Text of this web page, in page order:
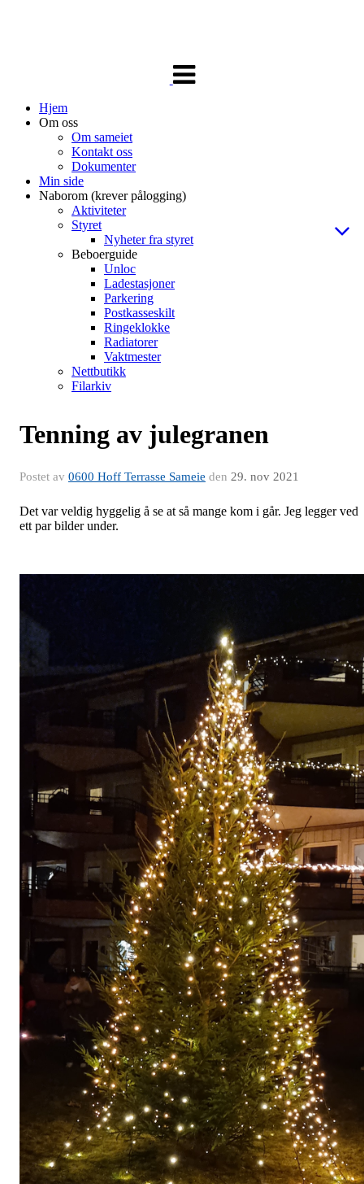
navigasjon
Hjem
Om oss
Om sameiet
Kontakt oss
Dokumenter
Min side
Naborom (krever pålogging)
Aktiviteter
Styret
Nyheter fra styret
Beboerguide
Unloc
Ladestasjoner
Parkering
Postkasseskilt
Ringeklokke
Radiatorer
Vaktmester
Nettbutikk
Filarkiv
Tenning av julegranen
Postet av 0600 Hoff Terrasse Sameie den 29. nov 2021
Det var veldig hyggelig å se at så mange kom i går. Jeg legger ved
ett par bilder under.